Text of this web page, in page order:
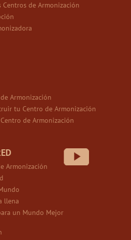
de Armonización
Armonización
tu Centro de Armonización
de Armonización
Armonización
llena
un Mundo Mejor